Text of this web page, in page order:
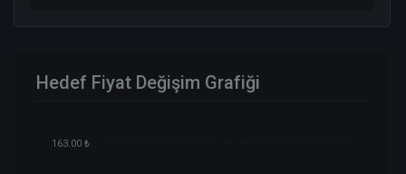
Hedef Fiyat Değişim Grafiği
163.00 ₺